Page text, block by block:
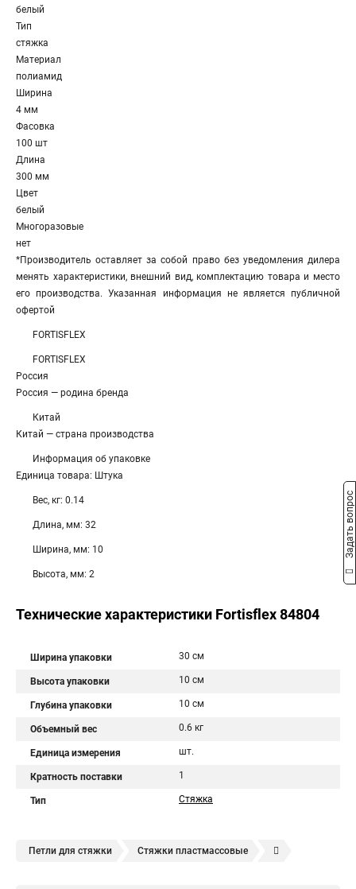
белый
Тип
стяжка
Материал
полиамид
Ширина
4 мм
Фасовка
100 шт
Длина
300 мм
Цвет
белый
Многоразовые
нет
*Производитель оставляет за собой право без уведомления дилера
менять характеристики, внешний вид, комплектацию товара и место
его производства. Указанная информация не является публичной
офертой
FORTISFLEX
FORTISFLEX
Россия
Россия — родина бренда
Китай
Китай — страна производства
Информация об упаковке
Единица товара: Штука
Вес, кг: 0.14
Длина, мм: 32
Ширина, мм: 10
Высота, мм: 2
Технические характеристики Fortisflex 84804
Ширина упаковки 30 см
Высота упаковки 10 см
Глубина упаковки 10 см
Объемный вес 0.6 кг
Единица измерения шт.
Кратность поставки 1
Тип Стяжка
Петли для стяжки Стяжки пластмассовые
Задать вопрос